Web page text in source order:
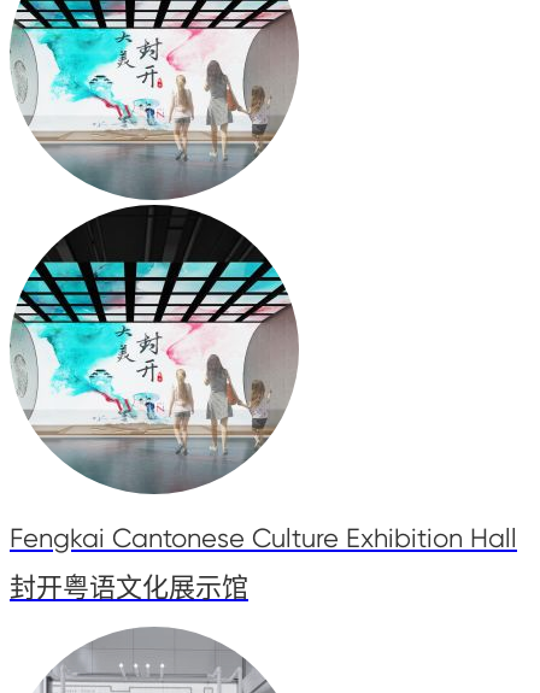
Fengkai Cantonese Culture Exhibition Hall
封开粤语文化展示馆